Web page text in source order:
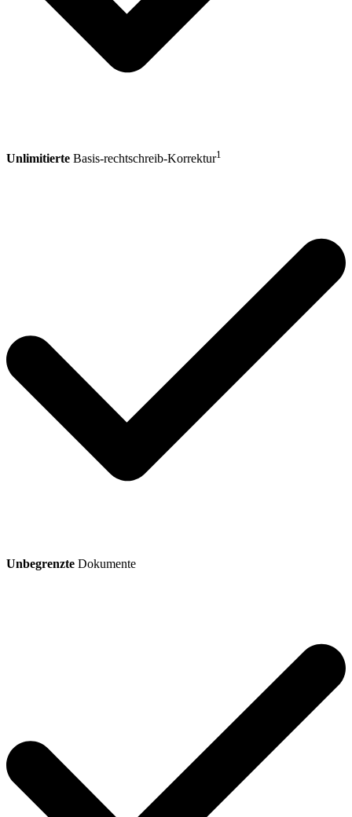
Unlimitierte Basis-rechtschreib-Korrektur1
Unbegrenzte Dokumente